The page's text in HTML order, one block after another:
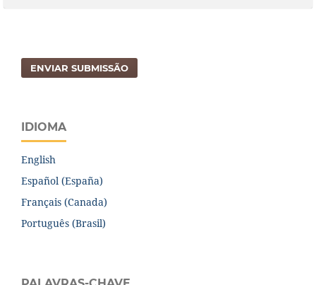
ENVIAR SUBMISSÃO
IDIOMA
English
Español (España)
Français (Canada)
Português (Brasil)